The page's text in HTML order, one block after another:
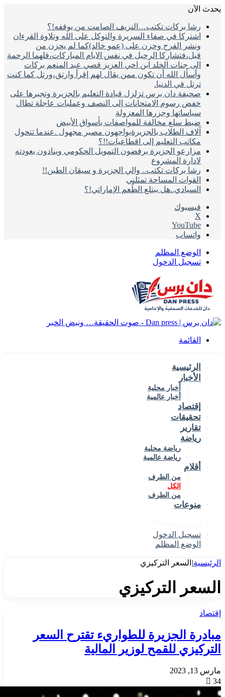
الاَن
رشا بركات تكتب…النزيف الصامت من يوقفه!؟
اشتركا في صفاء السريرة والتوكل على الله وتلاوة القرءان
ونشر الفرح وحزن على (عمو خالد)كما لم يحزن من
قبل،فتشاركا الرحيل في نفس الايام المباركات،فلهما الرحمة
الى جنات الخلد ابن اخي العزيز قصي عبد المنعم بركات
وأسأل الله أن تكون ممن يقال لهم إقرأ وارتق،ورتل كما كنت
ترتل في الدنيا.
صحيفة دان برس تزلزل قيادة التعليم بالجزيرة وتجبرها على
خفض رسوم الامتحانات إلى النصف وعمليات عاجلة تطال
سياساتها وجزرها المعزولة
ضبط سلع مخالفة للمواصفات بأسواق الأبيض
آلاف الطلاب بالجزيرةيواجهون مصير مجهول .عندما تتحول
مكاتب التعليم إلى اقطاعيات!!؟
مزارعو الجزيرة برفضون التمويل الحكومي وينادون بعودته
لادارة المشروع
رشا بركات تكتب.. والي الجزيرة و سيقان الطين!!
القوات المساحة تمثلني
السيادي..هل يبتلع الطُعم الإماراتي!؟
فيسبوك
‫YouTube
واتساب
الوضع المظلم
تسجيل الدخول
القائمة
الرئيسية
الأخبار
أخبار محلية
أخبار عالمية
إقتصاد
تحقيقات
تقارير
رياضة
رياضة محلية
رياضة عالمية
من الطرف
من الطرف
منوعات
تسجيل الدخول
الوضع المظلم
|السعر التركيزي
التركيزي
الجزيرة للطواريء تقترح السعر
للقمح لوزير المالية